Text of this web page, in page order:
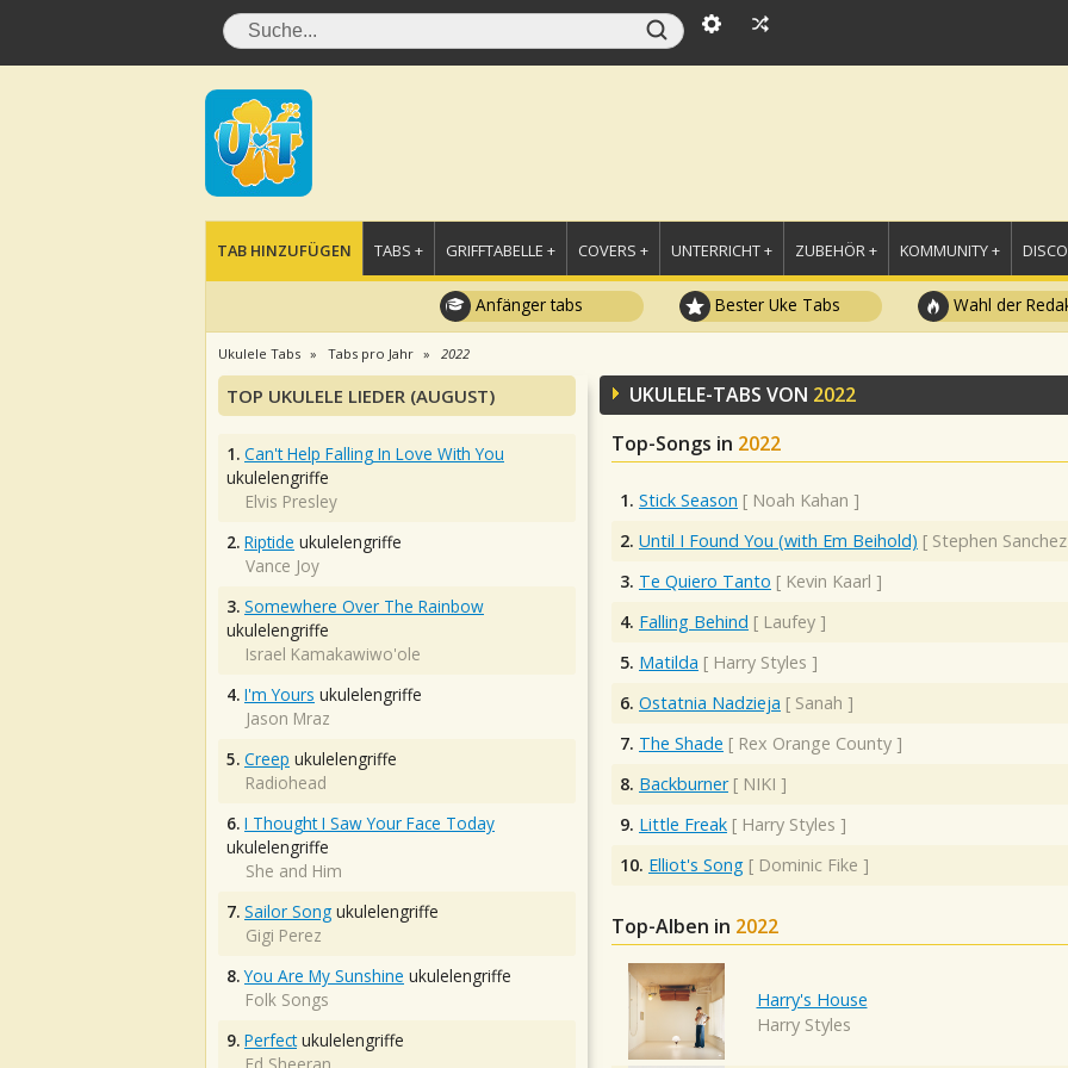
TAB HINZUFÜGEN TABS + GRIFFTABELLE + COVERS + UNTERRICHT + ZUBEHÖR + KOMMUNITY +
Anfänger tabs Bester Uke Tabs Wahl der
Ukulele Tabs Tabs pro Jahr 2022
UKULELE-TABS VON 2022
Top-Songs in 2022
1. Stick Season [ Noah Kahan ]
2. Until I Found You (with Em Beihold) [ Stephen Sanchez
3. Te Quiero Tanto [ Kevin Kaarl ]
4. Falling Behind [ Laufey ]
5. Matilda [ Harry Styles ]
6. Ostatnia Nadzieja [ Sanah ]
7. The Shade [ Rex Orange County ]
8. Backburner [ NIKI ]
9. Little Freak [ Harry Styles ]
10. Elliot's Song [ Dominic Fike ]
Top-Alben in 2022
Harry's House
Harry Styles
TOP UKULELE LIEDER (AUGUST)
1. Can't Help Falling In Love With You
ukulelengriffe
Elvis Presley
2. Riptide ukulelengriffe
Vance Joy
3. Somewhere Over The Rainbow
ukulelengriffe
Israel Kamakawiwo'ole
4. I'm Yours ukulelengriffe
Jason Mraz
5. Creep ukulelengriffe
Radiohead
6. I Thought I Saw Your Face Today
ukulelengriffe
She and Him
7. Sailor Song ukulelengriffe
Gigi Perez
8. You Are My Sunshine ukulelengriffe
Folk Songs
9. Perfectukulelengriffe